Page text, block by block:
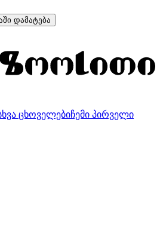
დამატება
ცხოველებიჩემი პირველი